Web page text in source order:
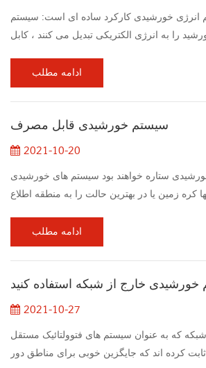
انرژی خورشیدی کارکرد ساده ای است: سیستم
را به انرژی الکتریکی تبدیل می کنند ، کابل
(جریان مستقیم) را به انرژی متناوب (جریان
تغییر می دهد بنابراین ، انرژی بسیار بیشتری در
پنل های خورشیدی شماست. با...
ادامه مطلب
سیستم خورشیدی قابل مصرف
2021-10-20
ستاره خواهند بود سیستم های خورشیدی
کره زمین یا در بهترین حالت را به منطقه اطلاع
محیط زیست است که بتواند ردپای CO2 خانواده را کاهش داده و در عین
را به طرز محسوسی کاهش دهد. پنل خورشیدی
خورشیدی بدون داشتن بازیگر کمکی به...
ادامه مطلب
2021-10-27
که به عنوان سیستم های فتوولتائیک مستقل
کرده اند که جایگزین خوبی برای مناطق دور